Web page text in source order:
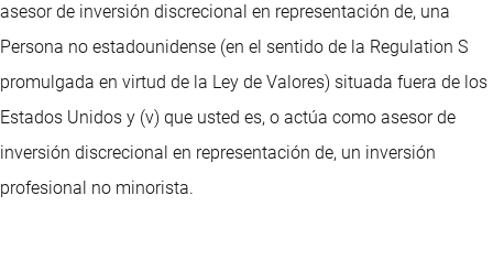
asesor de inversión discrecional en representación de, una
Persona no estadounidense (en el sentido de la Regulation S
promulgada en virtud de la Ley de Valores) situada fuera de los
Estados Unidos y (v) que usted es, o actúa como asesor de
inversión discrecional en representación de, un inversión
profesional no minorista.